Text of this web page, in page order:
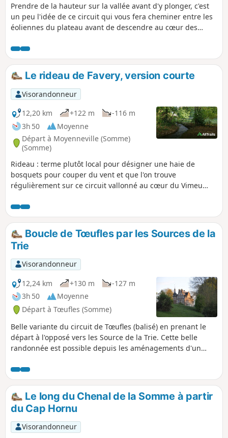
Prendre de la hauteur sur la vallée avant d'y plonger, c'est
un peu l'idée de ce circuit qui vous fera cheminer entre les
éoliennes du plateau avant de descendre au cœur des
parcours qui monte et qui descend, 2 fois !
Le rideau de Favery, version courte
Visorandonneur
12,20 km
+122 m
-116 m
3h 50
Moyenne
Départ à Moyenneville (Somme)
(Somme)
Rideau : terme plutôt local pour désigner une haie de
bosquets pour couper du vent et que l'on trouve
régulièrement sur ce circuit vallonné au cœur du Vimeu
près du manoir de Chaussoy qu'il ne faut pas manquer
d'admirer, avant d'entreprendre une belle grimpette en
sous-bois. Ce circuit est balisé par le département, cette
version est raccourcie.
Boucle de Tœufles par les Sources de la
Trie
Visorandonneur
12,24 km
+130 m
-127 m
3h 50
Moyenne
Départ à Tœufles (Somme)
Belle variante du circuit de Tœufles (balisé) en prenant le
départ à l'opposé vers les Source de la Trie. Cette belle
randonnée est possible depuis les aménagements d'un
Communauté de Communes du Vimeu.
Le long du Chenal de la Somme à partir
du Cap Hornu
Visorandonneur